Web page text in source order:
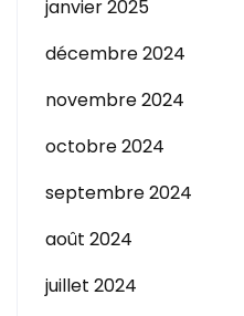
janvier 2025
décembre 2024
novembre 2024
octobre 2024
septembre 2024
août 2024
juillet 2024